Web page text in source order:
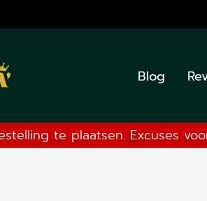
Blog
te plaatsen. Excuses